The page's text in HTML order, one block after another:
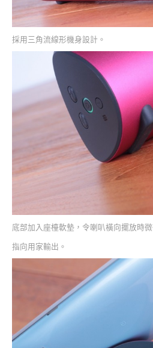
採用三角流線形機身設計。
底部加入座檯軟墊，令喇叭橫向擺放時
指向用家輸出。